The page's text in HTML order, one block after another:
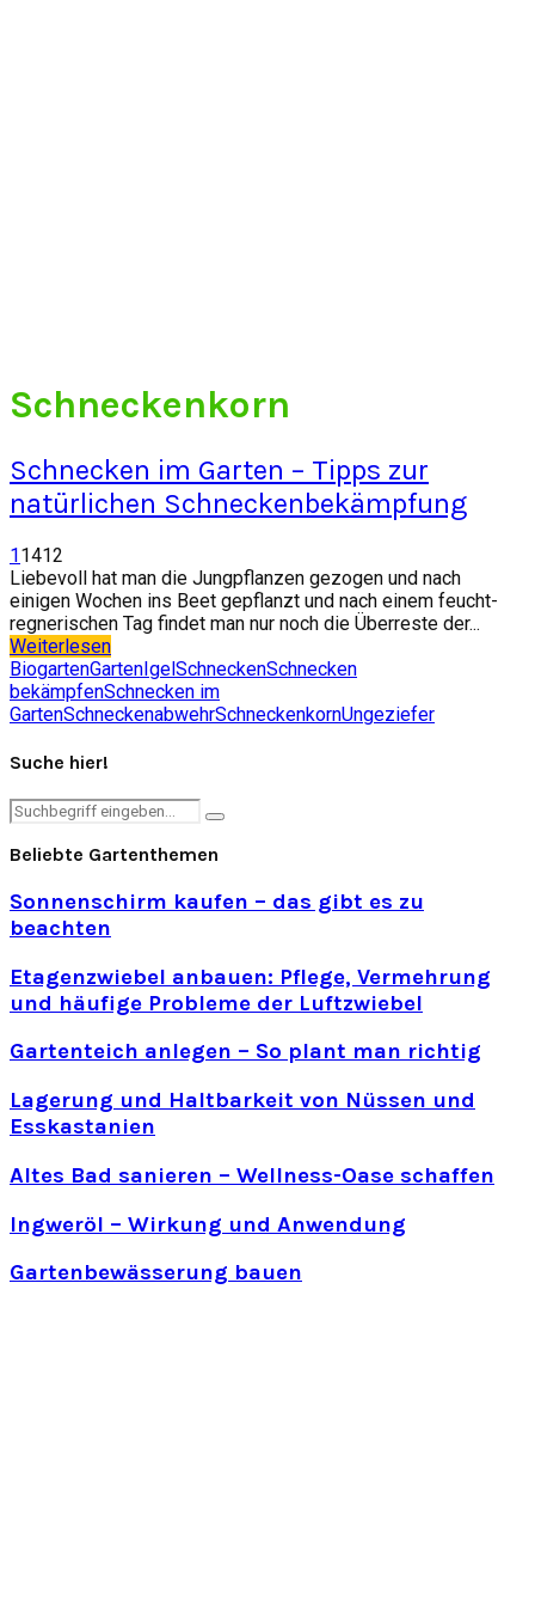
Schneckenkorn
Schnecken im Garten – Tipps zur
natürlichen Schneckenbekämpfung
11412
Liebevoll hat man die Jungpflanzen gezogen und nach
einigen Wochen ins Beet gepflanzt und nach einem feucht-
regnerischen Tag findet man nur noch die Überreste der...
Weiterlesen
BiogartenGartenIgelSchneckenSchnecken
bekämpfenSchnecken im
GartenSchneckenabwehrSchneckenkornUngeziefer
Suche hier!
Search
Search
Beliebte Gartenthemen
Sonnenschirm kaufen – das gibt es zu
beachten
Etagenzwiebel anbauen: Pflege, Vermehrung
und häufige Probleme der Luftzwiebel
Gartenteich anlegen – So plant man richtig
Lagerung und Haltbarkeit von Nüssen und
Esskastanien
Altes Bad sanieren – Wellness-Oase schaffen
Ingweröl – Wirkung und Anwendung
Gartenbewässerung bauen